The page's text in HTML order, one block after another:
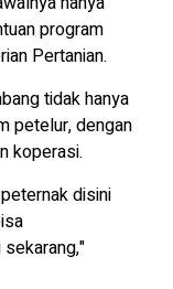
program
Pertanian.
tidak hanya
petelur, dengan
koperasi.
disini